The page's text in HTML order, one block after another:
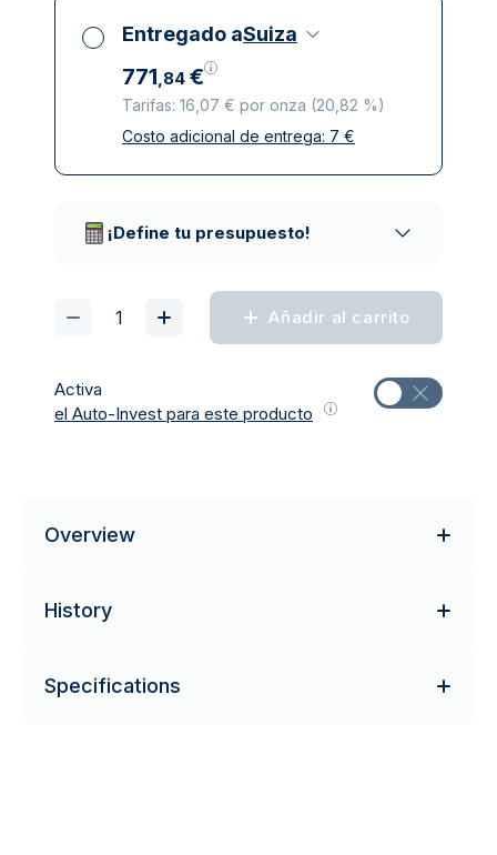
Entregado aSuiza
771,84 €
Tarifas: 16,07 € por onza (20,82 %)
Impuestos incluidos
Costo adicional de entrega: 7 €
¡Define tu presupuesto!
Añadir al carrito
Activa
el Auto-Invest para este producto
Overview
History
Specifications